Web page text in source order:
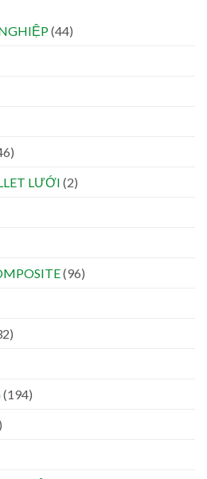
(44)
LƯỚI (2)
(96)
(194)